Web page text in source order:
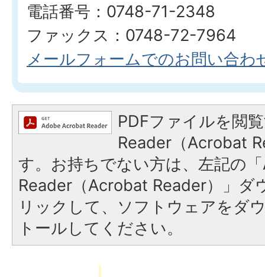
電話番号：0748-71-2348
ファックス：0748-72-7964
メールフォームでのお問い合わ
PDFファイルを閲
Reader（Acrobat
す。お持ちでない方は、左記の
Reader（Acrobat Reader）」ダ
リックして、ソフトウェアをダ
トールしてください。